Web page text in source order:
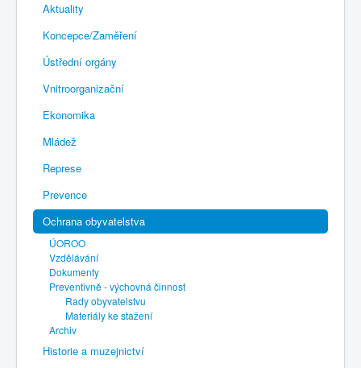
Plán činnosti 2026
Kalendář akcí
Výhody pro členy
Portál REDENOX
Aktuality
Koncepce/Zaměření
Ústřední orgány
Vnitroorganizační
Ekonomika
Mládež
Represe
Prevence
Ochrana obyvatelstva
ÚOROO
Vzdělávání
Dokumenty
Preventivně - výchovná činnost
Rady obyvatelstvu
Materiály ke stažení
Archiv
Historie a muzejnictví